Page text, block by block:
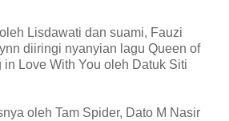
Lisdawati dan suami, Fauzi
diiringi nyanyian lagu Queen of
Love With You oleh Datuk Siti
oleh Tam Spider, Dato M Nasir